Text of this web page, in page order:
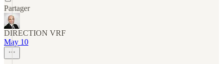
Partager
DIRECTION VRF
May 10